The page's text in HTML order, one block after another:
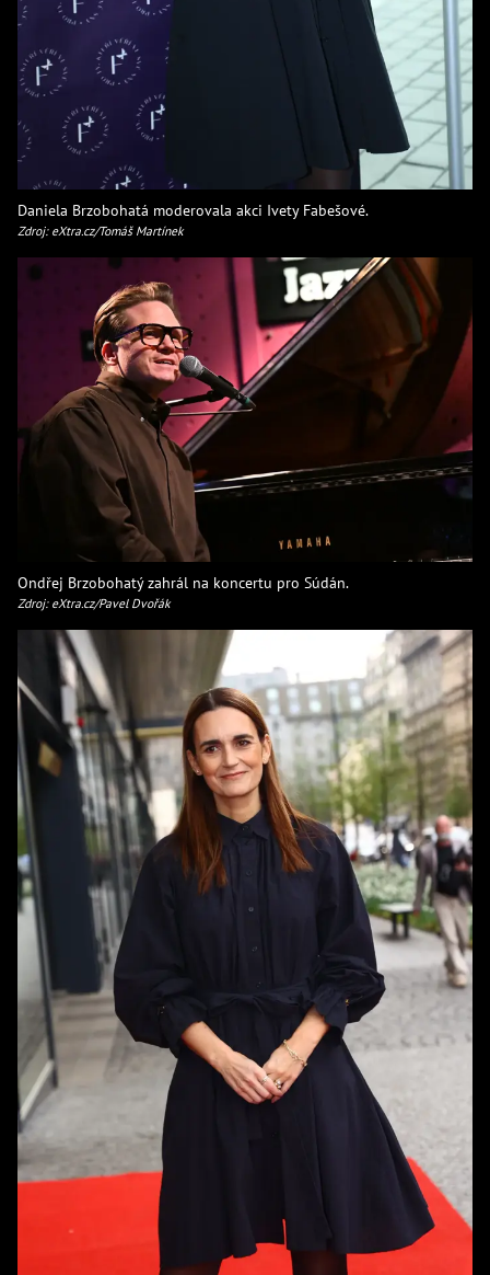
Daniela Brzobohatá moderovala akci Ivety Fabešové.
Zdroj: eXtra.cz/Tomáš Martínek
Ondřej Brzobohatý zahrál na koncertu pro Súdán.
Zdroj: eXtra.cz/Pavel Dvořák